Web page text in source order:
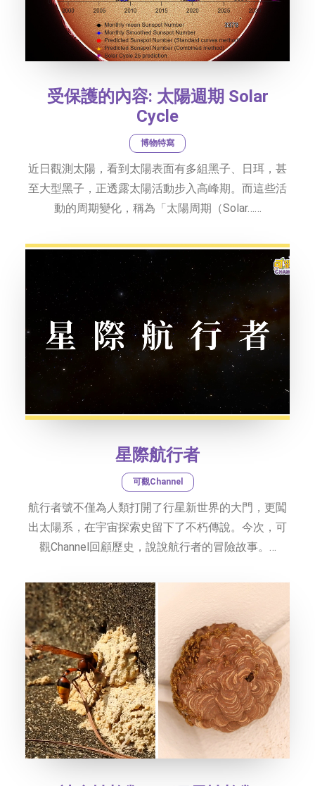
受保護的內容: 太陽週期 Solar
Cycle
博物特寫
近日觀測太陽，看到太陽表面有多組黑子、日珥，甚
至大型黑子，正透露太陽活動步入高峰期。而這些活
動的周期變化，稱為「太陽周期（Solar……
星際航行者
可觀Channel
航行者號不僅為人類打開了行星新世界的大門，更闖
出太陽系，在宇宙探索史留下了不朽傳說。今次，可
觀Channel回顧歷史，說說航行者的冒險故事。…